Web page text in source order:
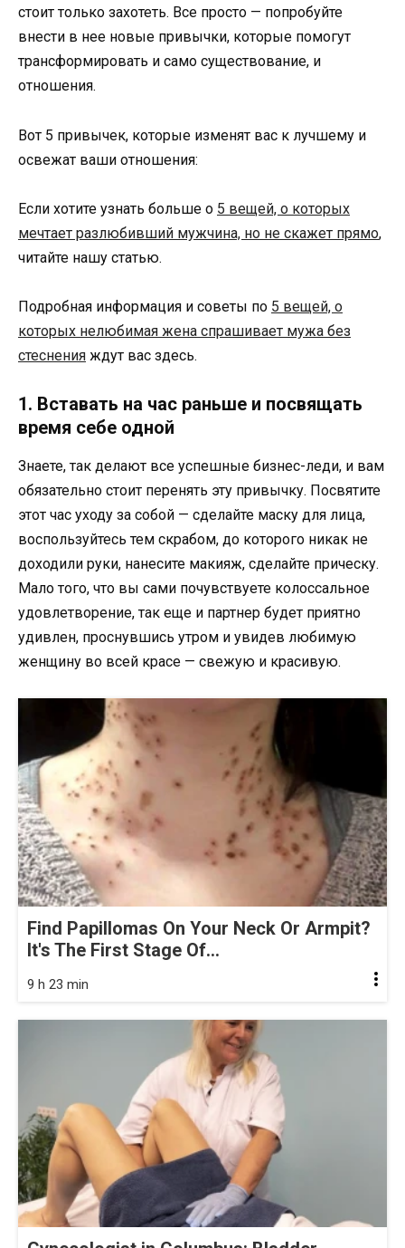
стоит только захотеть. Все просто — попробуйте
внести в нее новые привычки, которые помогут
трансформировать и само существование, и
отношения.
Вот 5 привычек, которые изменят вас к лучшему и
освежат ваши отношения:
Если хотите узнать больше о 5 вещей, о которых
мечтает разлюбивший мужчина, но не скажет прямо,
читайте нашу статью.
Подробная информация и советы по 5 вещей, о
которых нелюбимая жена спрашивает мужа без
стеснения ждут вас здесь.
1. Вставать на час раньше и посвящать
время себе одной
Знаете, так делают все успешные бизнес-леди, и вам
обязательно стоит перенять эту привычку. Посвятите
этот час уходу за собой — сделайте маску для лица,
воспользуйтесь тем скрабом, до которого никак не
доходили руки, нанесите макияж, сделайте прическу.
Мало того, что вы сами почувствуете колоссальное
удовлетворение, так еще и партнер будет приятно
удивлен, проснувшись утром и увидев любимую
женщину во всей красе — свежую и красивую.
Find Papillomas On Your Neck Or Armpit?
It's The First Stage Of...
9 h 23 min